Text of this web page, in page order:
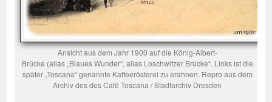
Ansicht aus dem Jahr 1900 auf die König-Albert-
Brücke (alias „Blaues Wunder“, alias Loschwitzer Brücke“. Links ist die
später „Toscana“ genannte Kaffeerösterei zu erahnen. Repro aus dem
Archiv des des Café Toscana / Stadtarchiv Dresden